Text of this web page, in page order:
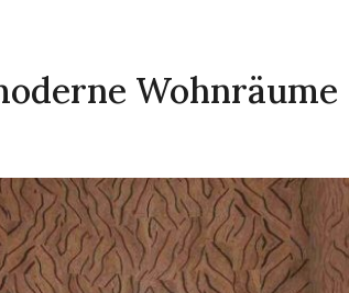
Wohnräume